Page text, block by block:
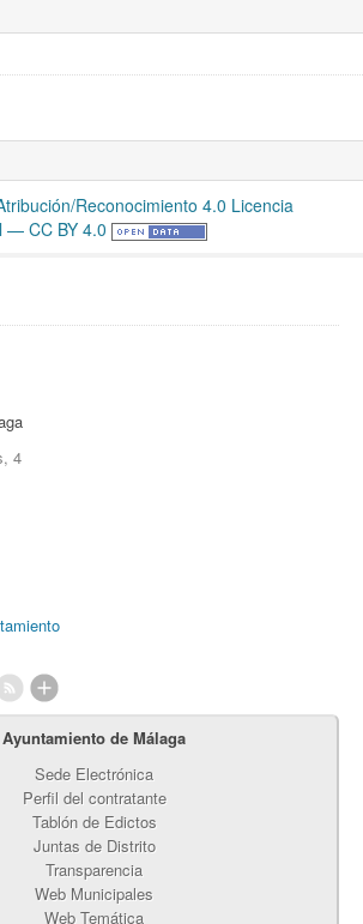
Reconocimiento 4.0 Licencia
— CC BY 4.0
4
Ayuntamiento de Málaga
Sede Electrónica
Perfil del contratante
Tablón de Edictos
Juntas de Distrito
Transparencia
Web Municipales
Web Temática